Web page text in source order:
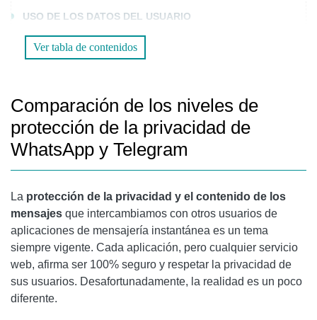
USO DE LOS DATOS DEL USUARIO
LOCALIZACIÓN DE DATOS
ENTONCES, ¿SON SEGUROS TELEGRAM Y WHATSAPP?
CÓMO MEJORAR LA SEGURIDAD DE TELEGRAM Y
WHATSAPP
Ver tabla de contenidos
Comparación de los niveles de
protección de la privacidad de
WhatsApp y Telegram
La protección de la privacidad y el contenido de los
mensajes que intercambiamos con otros usuarios de
aplicaciones de mensajería instantánea es un tema
siempre vigente. Cada aplicación, pero cualquier servicio
web, afirma ser 100% seguro y respetar la privacidad de
sus usuarios. Desafortunadamente, la realidad es un poco
diferente.